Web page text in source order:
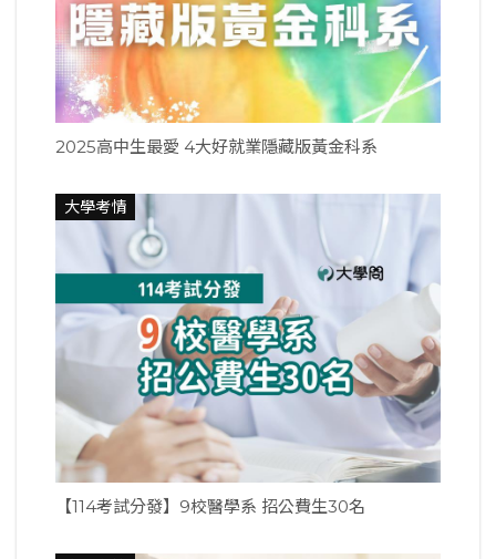
2025高中生最愛 4大好就業隱藏版黃金科系
大學考情
【114考試分發】9校醫學系 招公費生30名